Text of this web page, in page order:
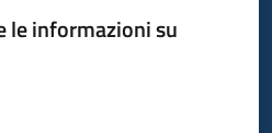
le informazioni su